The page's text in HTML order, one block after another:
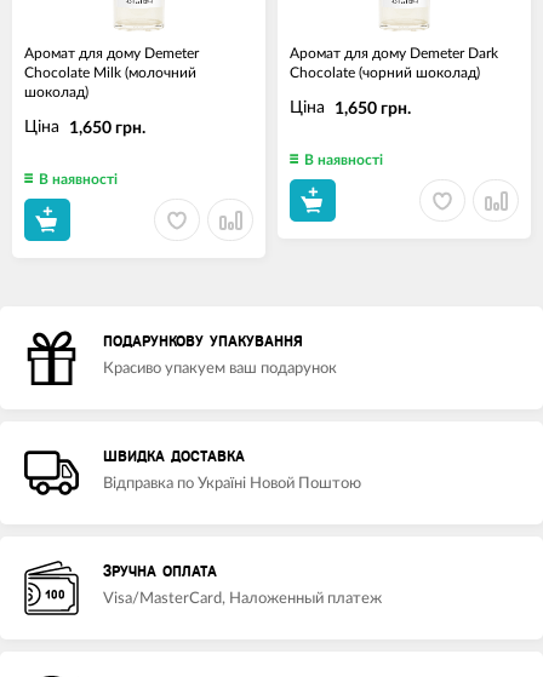
Аромат для дому Demeter
Chocolate Milk (молочний
шоколад)
Ціна 1,650 грн.
В наявності
Аромат для дому Demeter Dark
Chocolate (чорний шоколад)
Ціна 1,650 грн.
В наявності
ПОДАРУНКОВУ УПАКУВАННЯ
Красиво упакуем ваш подарунок
ШВИДКА ДОСТАВКА
Відправка по Україні Новой Поштою
ЗРУЧНА ОПЛАТА
Visa/MasterCard, Наложенный платеж